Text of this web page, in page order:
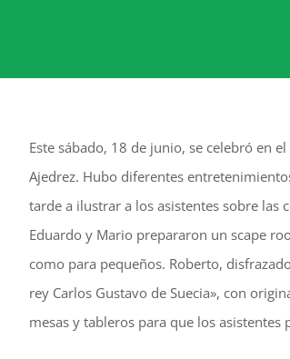
Este sábado, 18 de junio, se celebró en
Ajedrez. Hubo diferentes
tarde a ilustrar a los asistentes sobre las
Eduardo y Mario prepararon un scape
como para pequeños. Roberto,
rey Carlos Gustavo de Suecia», con
mesas y tableros para que los